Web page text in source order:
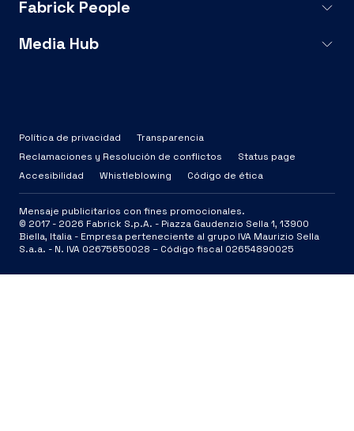
Fabrick People
Media Hub
Política de privacidad
Transparencia
Reclamaciones y Resolución de conflictos
Status page
Accesibilidad
Whistleblowing Código de ética
Mensaje publicitarios con fines promocionales.
© 2017 - 2026 Fabrick S.p.A. - Piazza Gaudenzio Sella 1, 13900
Biella, Italia - Empresa perteneciente al grupo IVA Maurizio Sella
S.a.a. - N. IVA 02675650028 – Código fiscal 02654890025